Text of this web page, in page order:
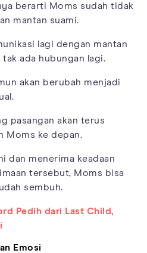
berarti Moms sudah tidak
mantan suami.
lagi dengan mantan
ada hubungan lagi.
akan berubah menjadi
pasangan akan terus
Moms ke depan.
dan menerima keadaan
tersebut, Moms bisa
sembuh.
Pedih dari Last Child,
Emosi